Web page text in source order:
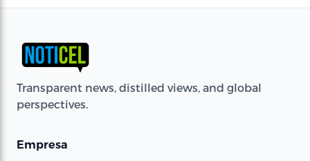
Transparent news, distilled views, and global
perspectives.
Empresa